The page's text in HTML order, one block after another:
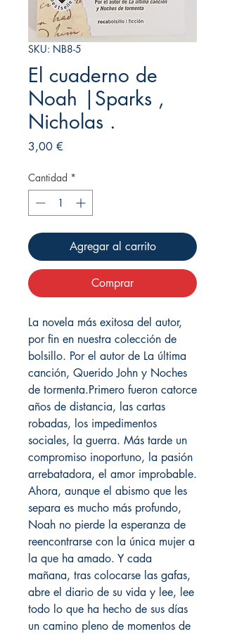
SKU: NB8-5
El cuaderno de
Noah |Sparks ,
Nicholas .
3,00 €
Cantidad *
Agregar al carrito
Comprar
La novela más exitosa del autor,
por fin en nuestra colección de
bolsillo. Por el autor de La última
canción, Querido John y Noches
de tormenta.Primero fueron catorce
años de distancia, las cartas
robadas, los impedimentos
sociales, la guerra. Más tarde un
compromiso inoportuno, la pasión
arrebatadora, el amor improbable.
Ahora, aunque el abismo que les
separa es mucho más profundo,
Noah no pierde la esperanza de
reencontrarse con la única mujer a
la que ha amado. Y cada
mañana, tras colocarse las gafas,
abre el diario de su vida y lee, lee
todo lo que ha hecho de sus días
un camino pleno de momentos de